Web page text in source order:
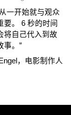
一开始就与观众
。 6 秒的时间
将自己代入到故
事。”
，电影制作人